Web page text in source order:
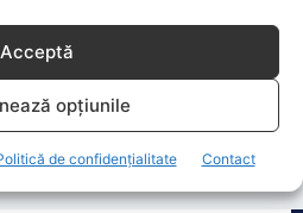
Acceptă
opțiunile
de confidențialitate Contact
dezbate schimbări la Legea
Pîslaru se teme de blocarea
lui Fritz și îl atacă pe